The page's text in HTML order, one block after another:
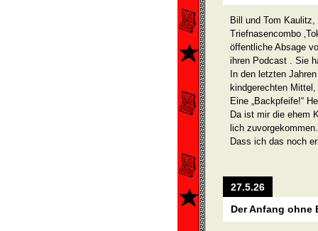
Bill und Tom
Triefnasencombo
öffentliche Absage
ihren Podcast . Sie
In den letzten
kindgerechten
Eine „Backpfeife!“
Da ist mir die ehem
lich
Dass ich das noch
27.5.26
Der Anfang ohne